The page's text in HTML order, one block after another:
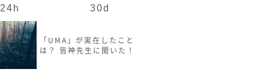
24h 30d
「UMA」が実在したこと
は？ 皆神先生に聞いた！